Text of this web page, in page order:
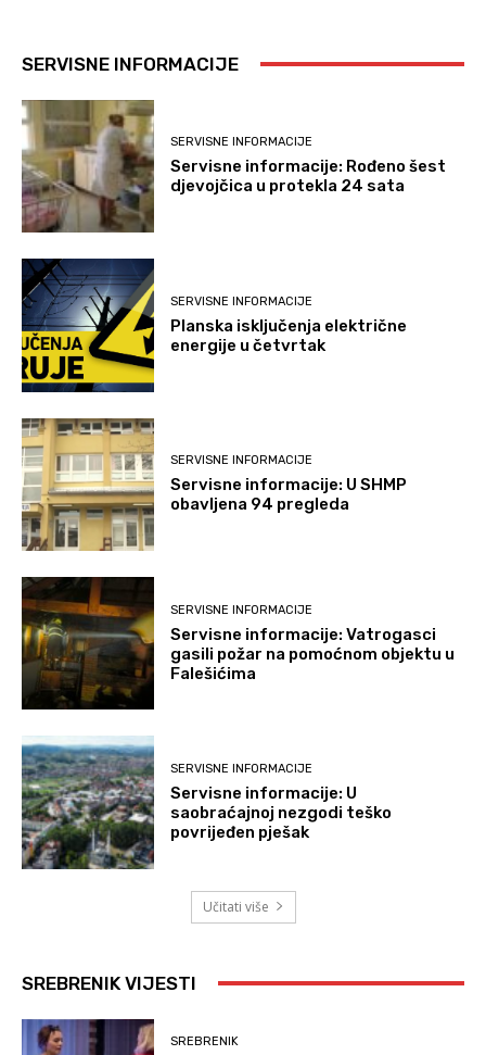
SERVISNE INFORMACIJE
SERVISNE INFORMACIJE
Servisne informacije: Rođeno šest
djevojčica u protekla 24 sata
SERVISNE INFORMACIJE
Planska isključenja električne
energije u četvrtak
SERVISNE INFORMACIJE
Servisne informacije: U SHMP
obavljena 94 pregleda
SERVISNE INFORMACIJE
Servisne informacije: Vatrogasci
gasili požar na pomoćnom objektu u
Falešićima
SERVISNE INFORMACIJE
Servisne informacije: U
saobraćajnoj nezgodi teško
povrijeđen pješak
Učitati više
SREBRENIK VIJESTI
SREBRENIK